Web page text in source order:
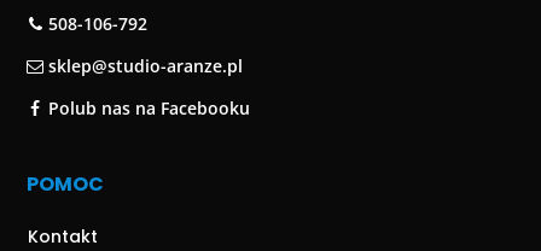
508-106-792
sklep@studio-aranze.pl
Polub nas na Facebooku
POMOC
Kontakt